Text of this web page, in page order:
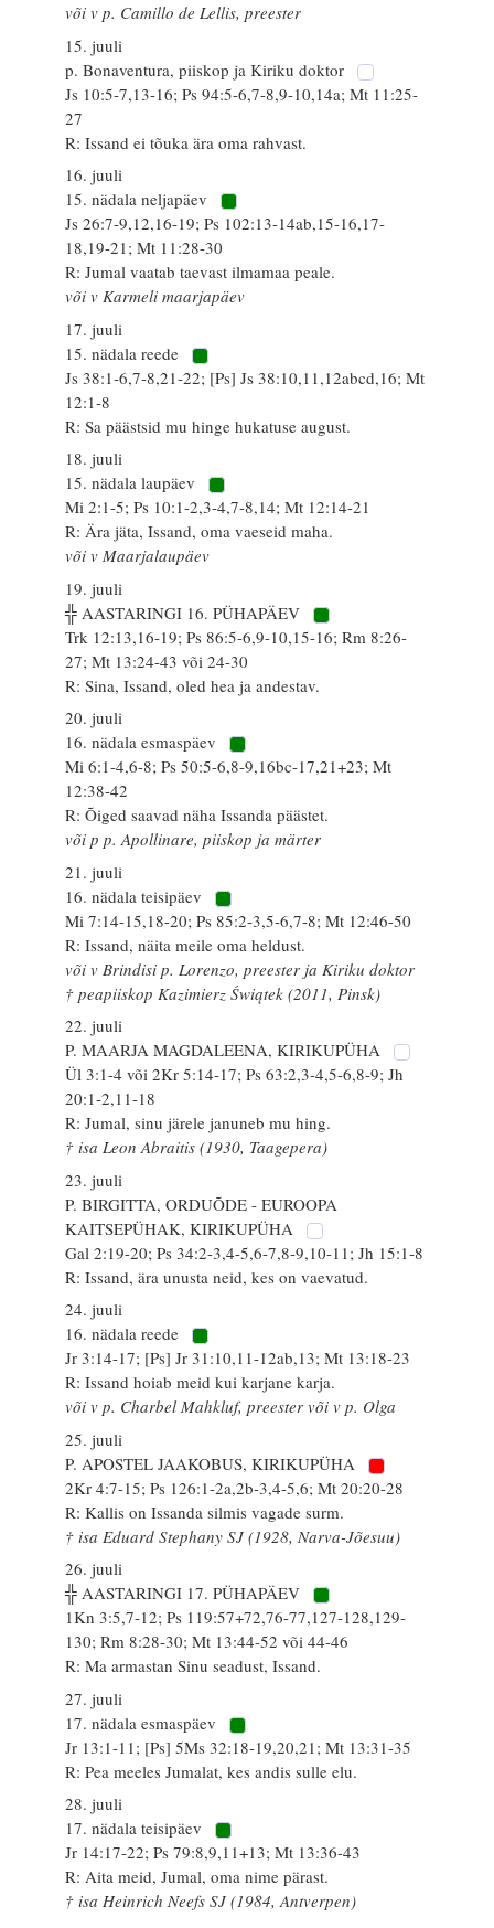
või v p. Camillo de Lellis, preester
15. juuli
p. Bonaventura, piiskop ja Kiriku doktor
Js 10:5-7,13-16; Ps 94:5-6,7-8,9-10,14a; Mt 11:25-
27
R: Issand ei tõuka ära oma rahvast.
16. juuli
15. nädala neljapäev
Js 26:7-9,12,16-19; Ps 102:13-14ab,15-16,17-
18,19-21; Mt 11:28-30
R: Jumal vaatab taevast ilmamaa peale.
või v Karmeli maarjapäev
17. juuli
15. nädala reede
Js 38:1-6,7-8,21-22; [Ps] Js 38:10,11,12abcd,16; Mt
12:1-8
R: Sa päästsid mu hinge hukatuse august.
18. juuli
15. nädala laupäev
Mi 2:1-5; Ps 10:1-2,3-4,7-8,14; Mt 12:14-21
R: Ära jäta, Issand, oma vaeseid maha.
või v Maarjalaupäev
19. juuli
╬ AASTARINGI 16. PÜHAPÄEV
Trk 12:13,16-19; Ps 86:5-6,9-10,15-16; Rm 8:26-
27; Mt 13:24-43 või 24-30
R: Sina, Issand, oled hea ja andestav.
20. juuli
16. nädala esmaspäev
Mi 6:1-4,6-8; Ps 50:5-6,8-9,16bc-17,21+23; Mt
12:38-42
R: Õiged saavad näha Issanda päästet.
või p p. Apollinare, piiskop ja märter
21. juuli
16. nädala teisipäev
Mi 7:14-15,18-20; Ps 85:2-3,5-6,7-8; Mt 12:46-50
R: Issand, näita meile oma heldust.
või v Brindisi p. Lorenzo, preester ja Kiriku doktor
† peapiiskop Kazimierz Świątek (2011, Pinsk)
22. juuli
P. MAARJA MAGDALEENA, KIRIKUPÜHA
Ül 3:1-4 või 2Kr 5:14-17; Ps 63:2,3-4,5-6,8-9; Jh
20:1-2,11-18
R: Jumal, sinu järele januneb mu hing.
† isa Leon Abraitis (1930, Taagepera)
23. juuli
P. BIRGITTA, ORDUÕDE - EUROOPA
KAITSEPÜHAK, KIRIKUPÜHA
Gal 2:19-20; Ps 34:2-3,4-5,6-7,8-9,10-11; Jh 15:1-8
R: Issand, ära unusta neid, kes on vaevatud.
24. juuli
16. nädala reede
Jr 3:14-17; [Ps] Jr 31:10,11-12ab,13; Mt 13:18-23
R: Issand hoiab meid kui karjane karja.
või v p. Charbel Mahkluf, preester või v p. Olga
25. juuli
P. APOSTEL JAAKOBUS, KIRIKUPÜHA
2Kr 4:7-15; Ps 126:1-2a,2b-3,4-5,6; Mt 20:20-28
R: Kallis on Issanda silmis vagade surm.
† isa Eduard Stephany SJ (1928, Narva-Jõesuu)
26. juuli
╬ AASTARINGI 17. PÜHAPÄEV
1Kn 3:5,7-12; Ps 119:57+72,76-77,127-128,129-
130; Rm 8:28-30; Mt 13:44-52 või 44-46
R: Ma armastan Sinu seadust, Issand.
27. juuli
17. nädala esmaspäev
Jr 13:1-11; [Ps] 5Ms 32:18-19,20,21; Mt 13:31-35
R: Pea meeles Jumalat, kes andis sulle elu.
28. juuli
17. nädala teisipäev
Jr 14:17-22; Ps 79:8,9,11+13; Mt 13:36-43
R: Aita meid, Jumal, oma nime pärast.
† isa Heinrich Neefs SJ (1984, Antverpen)